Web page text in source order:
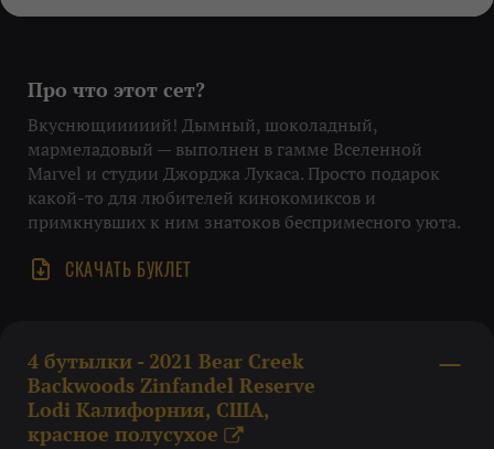
Про что этот сет?
Вкуснющииииий! Дымный, шоколадный,
мармеладовый — выполнен в гамме Вселенной
Marvel и студии Джорджа Лукаса. Просто подарок
какой-то для любителей кинокомиксов и
примкнувших к ним знатоков беспримесного уюта.
СКАЧАТЬ БУКЛЕТ
4 бутылки - 2021 Bear Creek
Backwoods Zinfandel Reserve
Lodi Калифорния, США,
красное полусухое X